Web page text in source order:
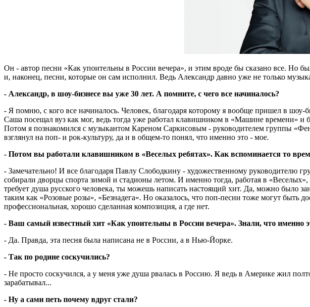
Он - автор песни «Как упоительны в России вечера», и этим вроде бы сказано все.
и, наконец, песни, которые он сам исполнил. Ведь Александр давно уже не только
- Александр, в шоу-бизнесе вы уже 30 лет. А помните, с чего все начиналось?
- Я помню, с кого все начиналось. Человек, благодаря которому я вообще пришел в
Саша посещал вуз как мог, ведь тогда уже работал клавишником в «Машине времени» и
Потом я познакомился с музыкантом Кареном Саркисовым - руководителем группы
взглянул на поп- и рок-культуру, да и в общем-то понял, что именно это - мое.
- Потом вы работали клавишником в «Веселых ребятах». Как вспоминается то
- Замечательно! И все благодаря Павлу Слободкину - художественному руководителю
собирали дворцы спорта зимой и стадионы летом. И именно тогда, работая в
требует душа русского человека, ты можешь написать настоящий хит. Да, можно было
таким как «Розовые розы», «Безнадега». Но оказалось, что поп-песни тоже могут быть
профессиональная, хорошо сделанная композиция, а где нет.
- Ваш самый известный хит «Как упоительны в России вечера». Знали, что именно
- Да. Правда, эта песня была написана не в России, а в Нью-Йорке.
- Так по родине соскучились?
- Не просто соскучился, а у меня уже душа рвалась в Россию. Я ведь в Америке жил
зарабатывал...
- Ну а сами петь почему вдруг стали?